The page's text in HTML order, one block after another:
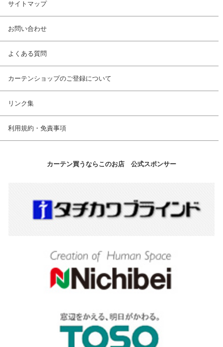
サイトマップ
お問い合わせ
よくある質問
カーテンショップのご登録について
リンク集
利用規約・免責事項
カーテン買うならこのお店 公式スポンサー